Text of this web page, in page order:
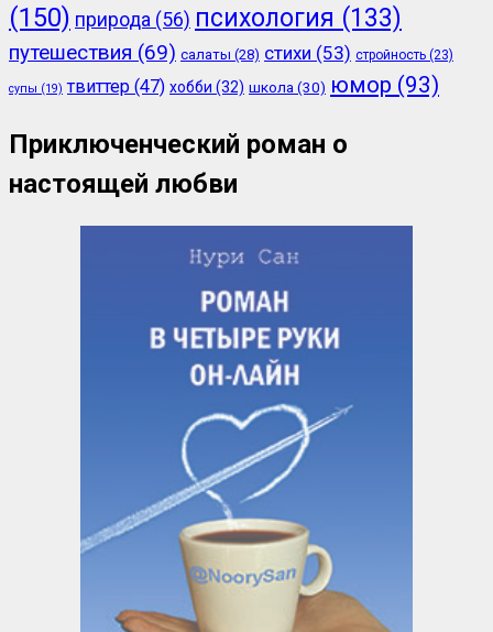
(150) природа (56) психология (133)
путешествия (69) салаты (28) стихи (53) стройность (23)
супы (19) твиттер (47) хобби (32) школа (30) юмор (93)
Приключенческий роман о
настоящей любви